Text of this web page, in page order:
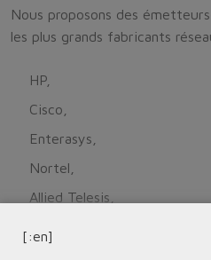
Nous proposons des
les plus grands fabricants
HP,
Cisco,
Enterasys,
Nortel,
Allied Telesis,
[:en]